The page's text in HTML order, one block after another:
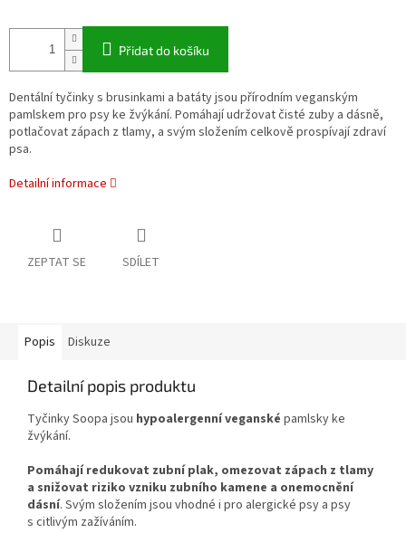
Přidat do košíku
Dentální tyčinky s brusinkami a batáty jsou přírodním veganským
pamlskem pro psy ke žvýkání. Pomáhají udržovat čisté zuby a dásně,
potlačovat zápach z tlamy, a svým složením celkově prospívají zdraví
psa.
Detailní informace
ZEPTAT SE SDÍLET
Popis Diskuze
Detailní popis produktu
Tyčinky Soopa jsou hypoalergenní veganské pamlsky ke
žvýkání.
Pomáhají redukovat zubní plak, omezovat zápach z tlamy
a snižovat riziko vzniku zubního kamene a onemocnění
dásní. Svým složením jsou vhodné i pro alergické psy a psy
s citlivým zažíváním.